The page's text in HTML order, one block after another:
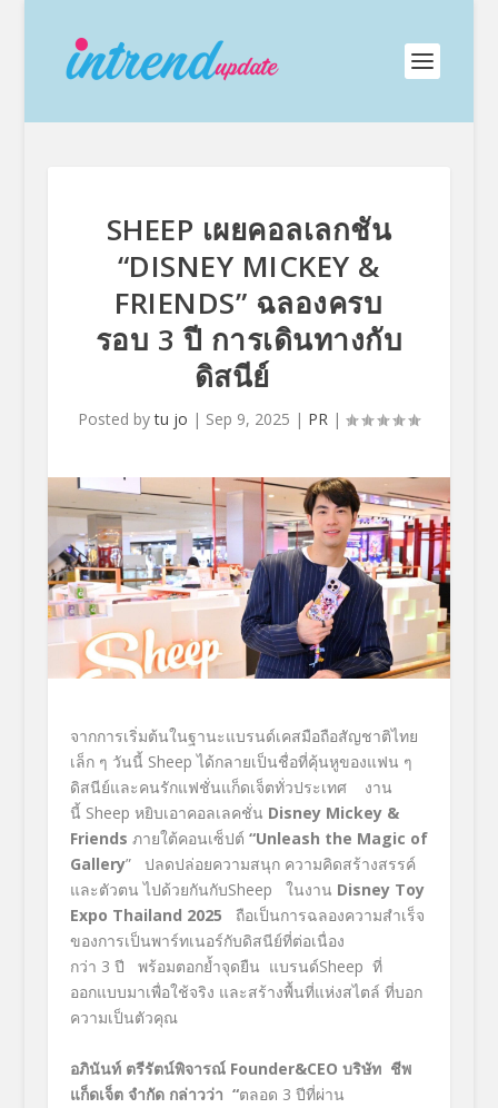
SHEEP เผยคอลเลกชัน
“DISNEY MICKEY &
FRIENDS” ฉลองครบ
รอบ 3 ปี การเดินทางกับ
ดิสนีย์
Posted bytu jo | Sep 9, 2025 | PR |
จากการเริ่มต้นในฐานะแบรนด์เคสมือถือสัญชาติไทย
เล็ก ๆ วันนี้ Sheep ได้กลายเป็นชื่อที่คุ้นหูของแฟน ๆ
ดิสนีย์และคนรักแฟชั่นแก็ดเจ็ตทั่วประเทศ งาน
นี้ Sheep หยิบเอาคอลเลคชั่น Disney Mickey &
Friends ภายใต้คอนเซ็ปต์ “Unleash the Magic of
Gallery” ปลดปล่อยความสนุก ความคิดสร้างสรรค์
และตัวตน ไปด้วยกันกับSheep ในงาน Disney Toy
Expo Thailand 2025 ถือเป็นการฉลองความสำเร็จ
ของการเป็นพาร์ทเนอร์กับดิสนีย์ที่ต่อเนื่อง
กว่า 3 ปี พร้อมตอกย้ำจุดยืน แบรนด์Sheep ที่
ออกแบบมาเพื่อใช้จริง และสร้างพื้นที่แห่งสไตล์ ที่บอก
ความเป็นตัวคุณ
อภินันท์ ตรีรัตน์พิจารณ์ Founder&CEO บริษัท ชีพ
แก็ดเจ็ต จำกัด กล่าวว่า “ตลอด 3 ปีที่ผ่าน